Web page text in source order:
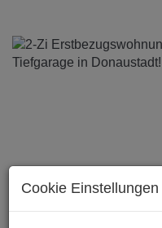
Cookie Einstellungen